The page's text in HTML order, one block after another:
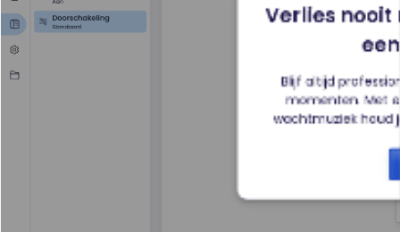
Verlies
Blijf altijd
momenten. Met
wachtmuziek houd